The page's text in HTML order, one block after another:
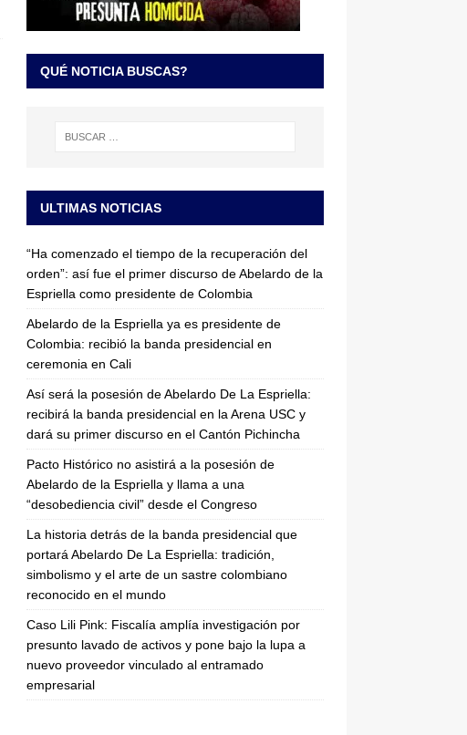
QUÉ NOTICIA BUSCAS?
ULTIMAS NOTICIAS
“Ha comenzado el tiempo de la recuperación del
orden”: así fue el primer discurso de Abelardo de la
Espriella como presidente de Colombia
Abelardo de la Espriella ya es presidente de
Colombia: recibió la banda presidencial en
ceremonia en Cali
Así será la posesión de Abelardo De La Espriella:
recibirá la banda presidencial en la Arena USC y
dará su primer discurso en el Cantón Pichincha
Pacto Histórico no asistirá a la posesión de
Abelardo de la Espriella y llama a una
“desobediencia civil” desde el Congreso
La historia detrás de la banda presidencial que
portará Abelardo De La Espriella: tradición,
simbolismo y el arte de un sastre colombiano
reconocido en el mundo
Caso Lili Pink: Fiscalía amplía investigación por
presunto lavado de activos y pone bajo la lupa a
nuevo proveedor vinculado al entramado
empresarial